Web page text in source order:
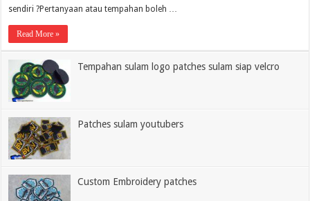
sendiri ?Pertanyaan atau tempahan boleh …
Read More »
Tempahan sulam logo patches sulam siap velcro
Patches sulam youtubers
Custom Embroidery patches